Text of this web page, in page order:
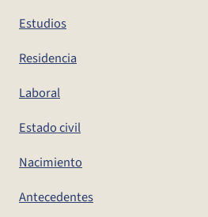
Estudios
Residencia
Laboral
Estado civil
Nacimiento
Antecedentes